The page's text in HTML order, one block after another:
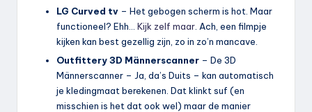
LG Curved tv – Het gebogen scherm is hot. Maar
functioneel? Ehh… Kijk zelf maar . Ach, een filmpje
kijken kan best gezellig zijn, zo in zo’n mancave.
Outfittery 3D Männerscanner – De 3D
Männerscanner – Ja, da’s Duits – kan automatisch
je kledingmaat berekenen. Dat klinkt suf (en
misschien is het dat ook wel) maar de manier